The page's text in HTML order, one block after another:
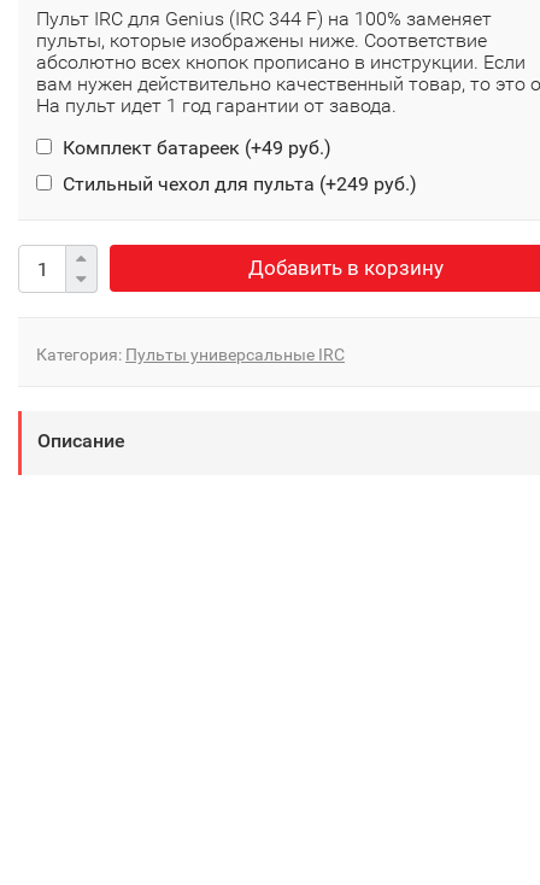
Пульт IRC для Genius (IRC 344 F) на 100% заменяет
пульты, которые изображены ниже. Соответствие
абсолютно всех кнопок прописано в инструкции. Если
вам нужен действительно качественный товар, то это
На пульт идет 1 год гарантии от завода.
Комплект батареек (+49 руб.)
Стильный чехол для пульта (+249 руб.)
Добавить в корзину
Категория: Пульты универсальные IRC
Описание